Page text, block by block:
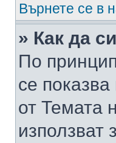
Върнете се в
» Как да
По
се
от Темата
използват